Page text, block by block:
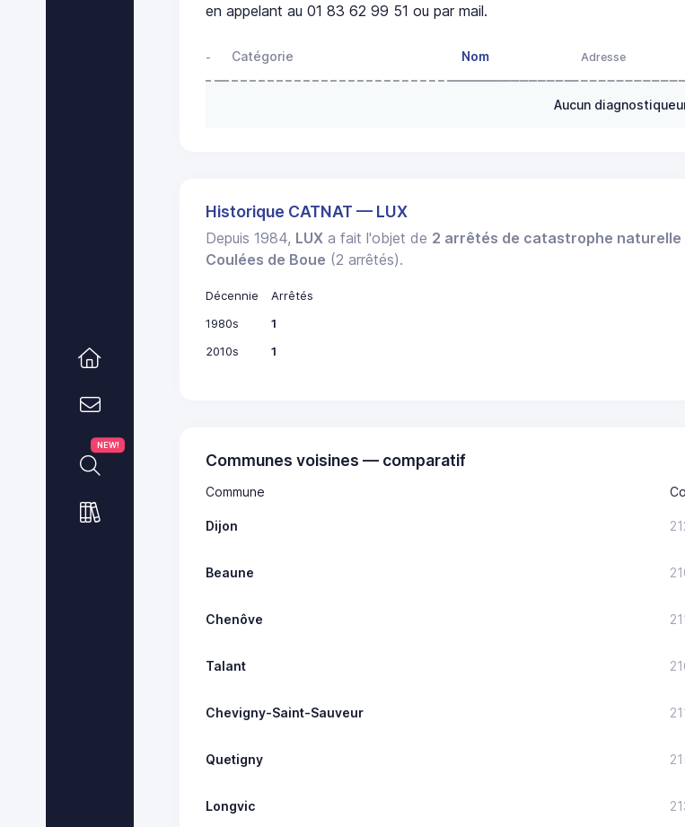
NEW!
en appelant au 01 83 62 99 51 ou par mail.
- Catégorie Nom Adresse
Aucun
Historique CATNAT — LUX
Depuis 1984, LUX a fait l'objet de 2 arrêtés de catastrophe naturelle
Coulées de Boue (2 arrêtés).
Décennie
Arrêtés
1980s
1
2010s
1
Communes voisines — comparatif
Commune
Dijon
Beaune
Chenôve
Talant
Chevigny-Saint-Sauveur
Quetigny
Longvic